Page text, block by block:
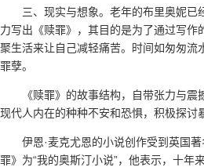
三、现实与想象。老年的布里奥妮
力写出《赎罪》，其目的是为了通过写
聚生活来让自己减轻痛苦。时间如匆匆
罪孽。
《赎罪》的故事结构，自带张力与
现代人内在的种种不安和恐惧，积极探
伊恩·麦克尤恩的小说创作受到英国
罪》为“我的奥斯汀小说”，他表示，十